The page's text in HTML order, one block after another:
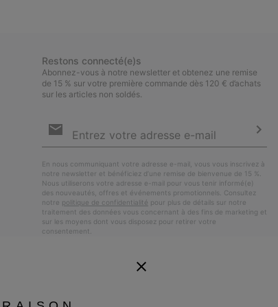
Restons connecté(e)s
Abonnez-vous à notre newsletter et obtenez une remise
de 15 % sur votre première commande dès 120 € d’achats
sur les articles non soldés.
par
En nous communiquant votre adresse e-mail, vous vous inscrivez à
notre newsletter et bénéficiez d’une remise de bienvenue de 15 %.
Nous utiliserons votre adresse e-mail pour vous tenir informé(e)
des nouveautés, offres et événements promotionnels. Consultez
notre politique de confidentialité pour plus de détails sur notre
traitement des données vous concernant à des fins de marketing et
sur les moyens dont vous disposez pour retirer votre
consentement.